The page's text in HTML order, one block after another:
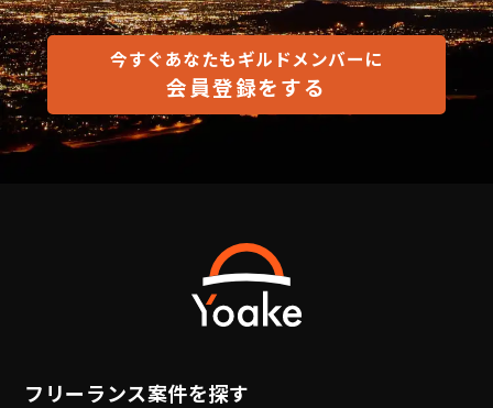
今すぐあなたもギルドメンバーに
会員登録をする
フリーランス案件を探す